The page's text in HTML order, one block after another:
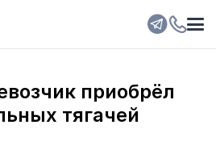
приобрёл
тягачей